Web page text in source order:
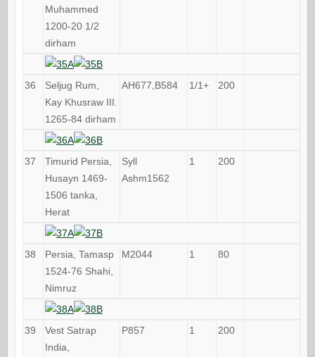
Muhammed
1200-20 1/2
dirham
36
Seljug Rum,
Kay Khusraw III.
1265-84 dirham
AH677,B584 1/1+ 200
37
Timurid Persia,
Husayn 1469-
1506 tanka,
Herat
Syll
Ashm1562
1 200
38
Persia, Tamasp
1524-76 Shahi,
Nimruz
M2044 1 80
39
Vest Satrap
India,
P857 1 200